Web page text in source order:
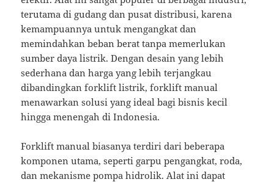
terutama di gudang dan pusat distribusi, karena
kemampuannya untuk mengangkat dan
memindahkan beban berat tanpa memerlukan
sumber daya listrik. Dengan desain yang lebih
sederhana dan harga yang lebih terjangkau
dibandingkan forklift listrik, forklift manual
menawarkan solusi yang ideal bagi bisnis kecil
hingga menengah di Indonesia.
Forklift manual biasanya terdiri dari beberapa
komponen utama, seperti garpu pengangkat, roda,
dan mekanisme pompa hidrolik. Alat ini dapat